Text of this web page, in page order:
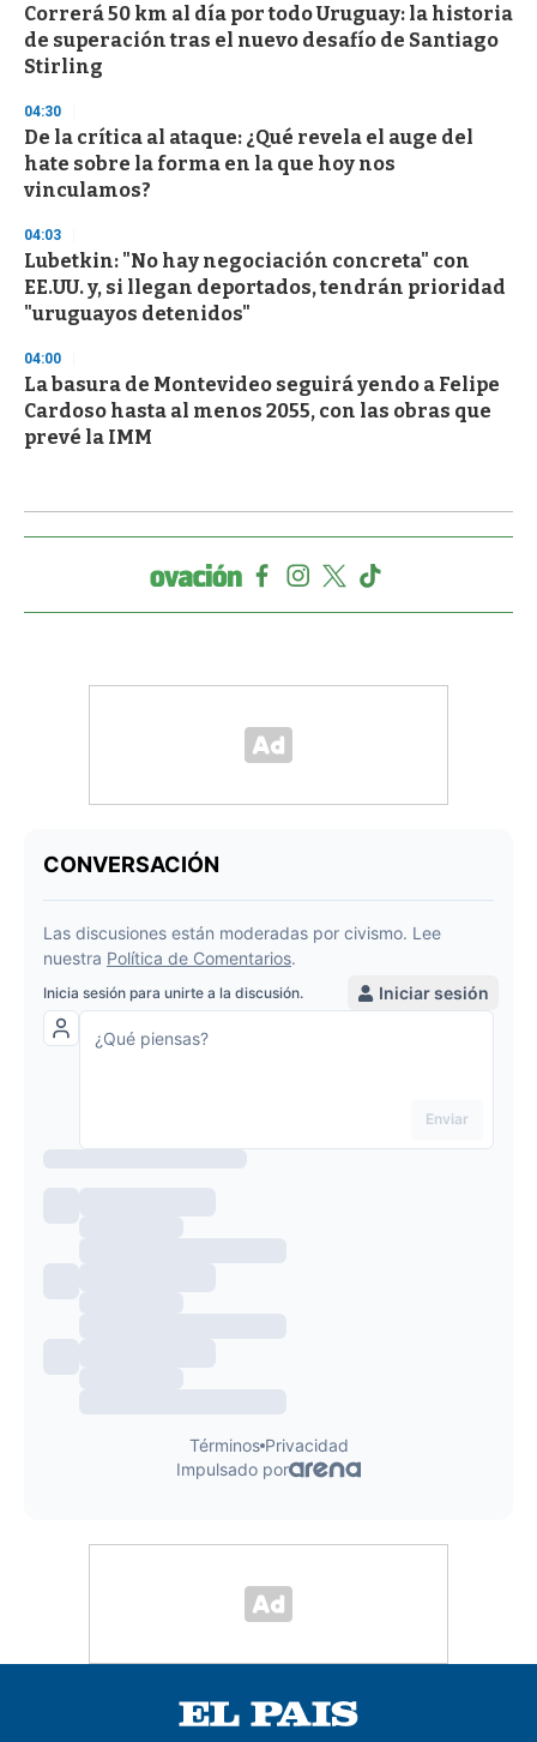
Correrá 50 km al día por todo Uruguay: la historia
de superación tras el nuevo desafío de Santiago
Stirling
04:30
De la crítica al ataque: ¿Qué revela el auge del
hate sobre la forma en la que hoy nos
vinculamos?
04:03
Lubetkin: "No hay negociación concreta" con
EE.UU. y, si llegan deportados, tendrán prioridad
"uruguayos detenidos"
04:00
La basura de Montevideo seguirá yendo a Felipe
Cardoso hasta al menos 2055, con las obras que
prevé la IMM